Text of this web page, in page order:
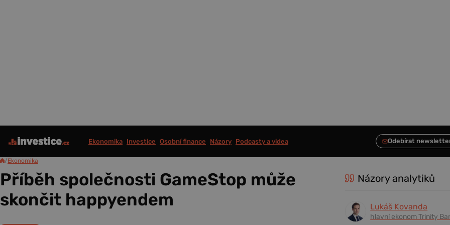
Ekonomika Investice Osobní finance Názory Podcasty a videa
/Ekonomika
Příběh společnosti GameStop může
skončit happyendem
Názory analytiků
Lukáš Kovanda
hlavní ekonom Trinity